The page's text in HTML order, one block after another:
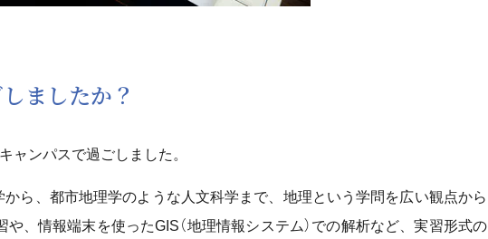
ましたか？
ャンパスで過ごしました。
ら、都市地理学のような人文科学まで、地理という学問を広い観点から
や、情報端末を使ったGIS（地理情報システム）での解析など、実習形式の